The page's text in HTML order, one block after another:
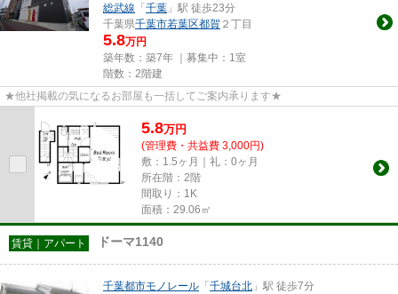
総武線 「 千葉 」駅 徒歩23分
千葉県千葉市若葉区都賀 ２丁目
5.8万円
築年数：築7年 ｜募集中： 1室
階数：2階建
★他社掲載の気になるお部屋も一括してご案内承ります★
5.8万円
(管理費・共益費 3,000円)
敷：1.5ヶ月｜礼：0ヶ月
所在階：2階
間取り：1K
面積：29.06㎡
賃貸｜アパート ドーマ1140
千葉都市モノレール 「 千城台北 」駅 徒歩7分